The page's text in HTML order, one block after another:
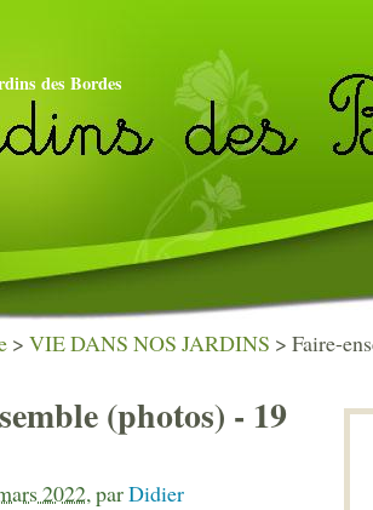
des Bordes
> VIE DANS NOS JARDINS > Faire-
(photos) - 19
2022,parDidier